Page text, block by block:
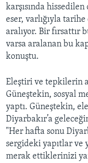
karşısında
eser, varlığıyla
aralıyor. Bir fırsattır
varsa aralanan bu
konuştu.
Eleştiri ve tepkilerin
Güneştekin, sosyal
yaptı. Güneştekin,
Diyarbakır’a
"Her hafta sonu
sergideki yapıtlar ve
merak ettiklerinizi